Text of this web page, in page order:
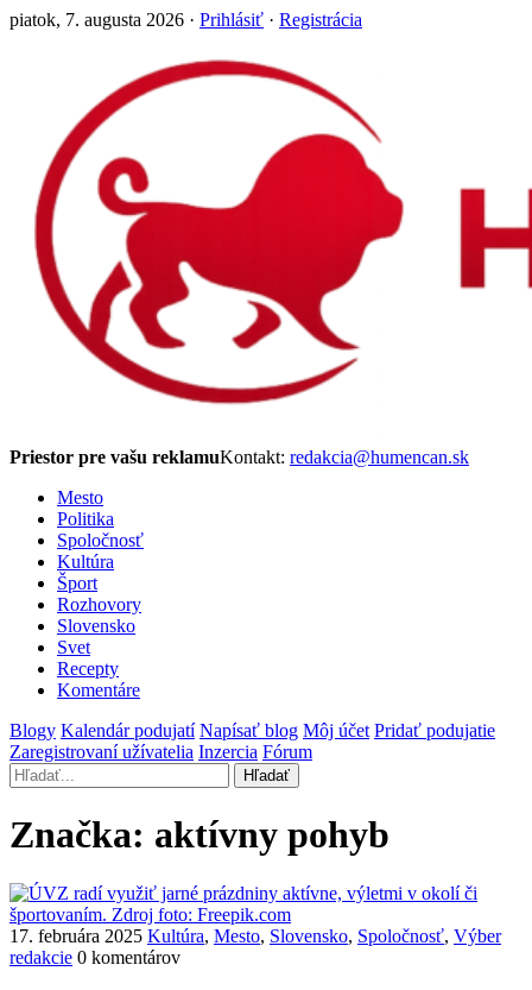
piatok, 7. augusta 2026 · Prihlásiť · Registrácia
Priestor pre vašu reklamuKontakt: redakcia@humencan.sk
Mesto
Politika
Spoločnosť
Kultúra
Šport
Rozhovory
Slovensko
Svet
Recepty
Komentáre
Blogy Kalendár podujatí Napísať blog Môj účet Pridať podujatie
Zaregistrovaní užívatelia Inzercia Fórum
Hľadať
Značka: aktívny pohyb
17. februára 2025 Kultúra, Mesto, Slovensko, Spoločnosť, Výber
redakcie 0 komentárov